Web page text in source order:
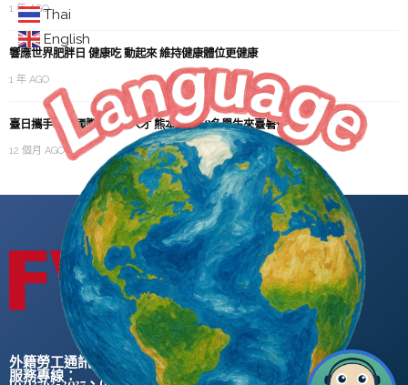
Thai
English
1 年 AGO
響應世界肥胖日 健康吃 動起來 維持健康體位更健康
1 年 AGO
臺日攜手培育國際半導體人才 熊本大學28名學生來臺暑修
12 個月 AGO
外籍勞工通訊社版權所有 ©
服務專線：